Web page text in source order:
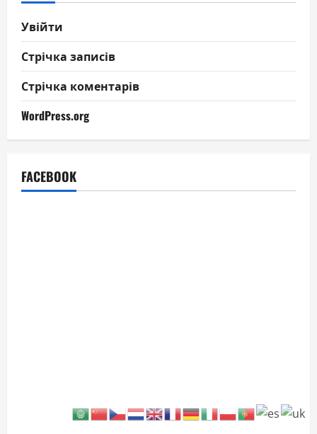
Увійти
Стрічка записів
Стрічка коментарів
WordPress.org
FACEBOOK